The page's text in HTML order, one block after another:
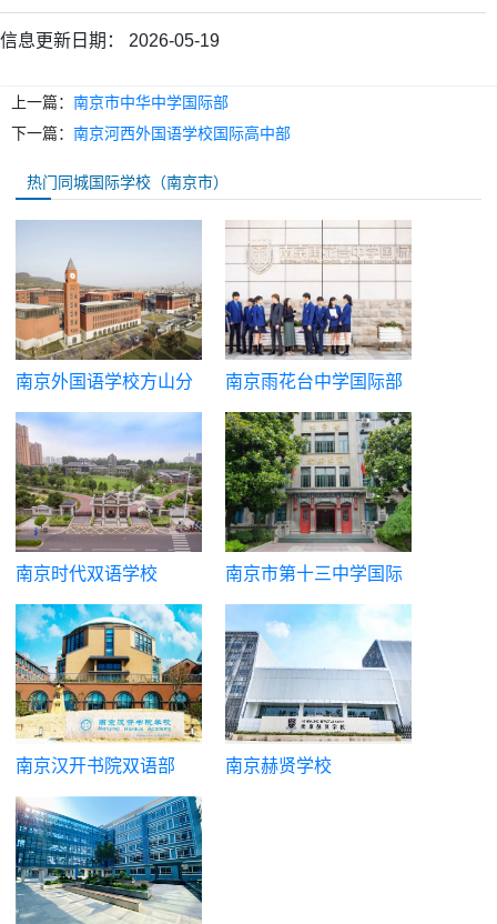
信息更新日期： 2026-05-19
上一篇： 南京市中华中学国际部
下一篇： 南京河西外国语学校国际高中部
热门同城国际学校（南京市）
南京外国语学校方山分
校国际高中
南京雨花台中学国际部
南京时代双语学校
南京市第十三中学国际
高中
南京汉开书院双语部 南京赫贤学校